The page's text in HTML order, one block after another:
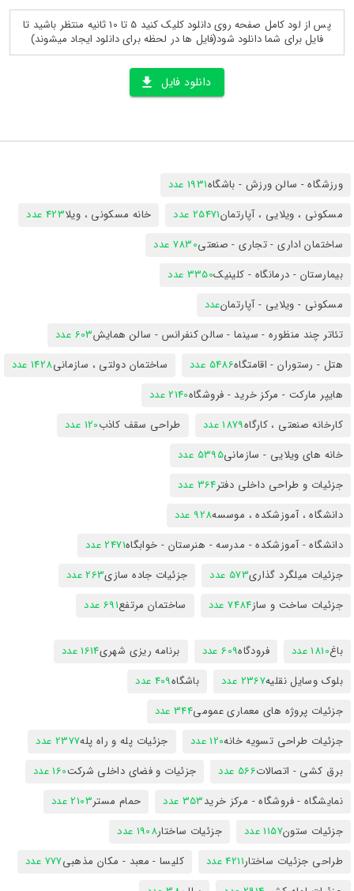
پس از لود کامل صفحه روی دانلود کلیک کنید 5 تا 10 ثانیه منتظر باشید تا
فایل برای شما دانلود شود(فایل ها در لحظه برای دانلود ایجاد میشوند)
دانلود فایل
ورزشگاه - سالن ورزش - باشگاه1931 عدد
مسکونی ، ویلایی ، آپارتمان25471 عدد خانه مسکونی ، ویلا423 عدد
ساختمان اداری - تجاری - صنعتی7830 عدد
بیمارستان - درمانگاه - کلینیک3350 عدد
مسکونی - ویلایی - آپارتمانعدد
تئاتر چند منظوره - سینما - سالن کنفرانس - سالن همایش603 عدد
هتل - رستوران - اقامتگاه5486 عدد ساختمان دولتی ، سازمانی1428 عدد
هایپر مارکت - مرکز خرید - فروشگاه2140 عدد
کارخانه صنعتی ، کارگاه1879 عدد طراحی سقف کاذب120 عدد
خانه های ویلایی - سازمانی5395 عدد
جزئیات و طراحی داخلی دفتر364 عدد
دانشگاه ، آموزشکده ، موسسه928 عدد
دانشگاه - آموزشکده - مدرسه - هنرستان - خوابگاه2471 عدد
جزئیات میلگرد گذاری573 عدد جزئیات جاده سازی263 عدد
جزئیات ساخت و ساز7484 عدد ساختمان مرتفع691 عدد
باغ1810 عدد فرودگاه609 عدد برنامه ریزی شهری1614 عدد
بلوک وسایل نقلیه2367 عدد باشگاه409 عدد
جزئیات پروژه های معماری عمومی344 عدد
جزئیات طراحی تسویه خانه120 عدد جزئیات پله و راه پله2377 عدد
برق کشی - اتصالات566 عدد جزئیات و فضای داخلی شرکت160 عدد
نمایشگاه - فروشگاه - مرکز خرید353 عدد حمام مستر2103 عدد
جزئیات ستون1157 عدد جزئیات ساختار1908 عدد
طراحی جزئیات ساختار4211 عدد کلیسا - معبد - مکان مذهبی777 عدد